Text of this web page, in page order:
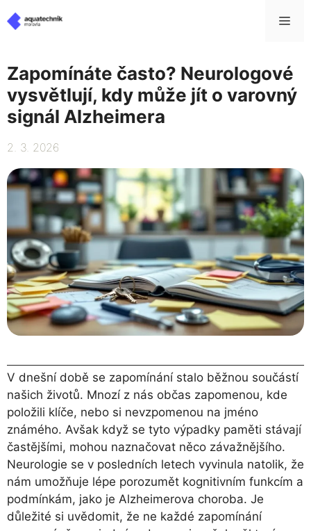
na
Zapomínáte často? Neurologové
vysvětlují, kdy může jít o varovný
signál Alzheimera
2. 3. 2026
V dnešní době se zapomínání stalo běžnou součástí
našich životů. Mnozí z nás občas zapomenou, kde
položili klíče, nebo si nevzpomenou na jméno
známého. Avšak když se tyto výpadky paměti stávají
častějšími, mohou naznačovat něco závažnějšího.
Neurologie se v posledních letech vyvinula natolik, že
nám umožňuje lépe porozumět kognitivním funkcím a
podmínkám, jako je Alzheimerova choroba. Je
důležité si uvědomit, že ne každé zapomínání